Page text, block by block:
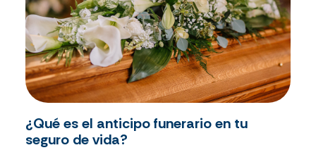
¿Qué es el anticipo funerario en tu
seguro de vida?